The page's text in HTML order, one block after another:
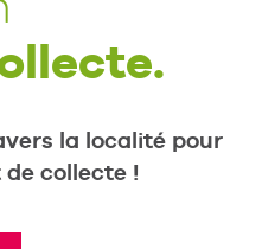
la localité pour
collecte !